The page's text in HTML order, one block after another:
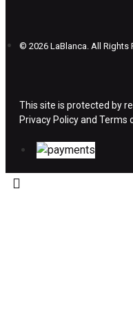
ΔΙΚΑΙΩΜΑ
Η επιστροφή
Το προϊόν θα
© 2026 LaBlanca. All Rights
This site is protected by
Privacy Policyand Terms